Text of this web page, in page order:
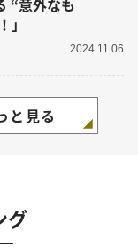
2024.11.06
と見る
グ